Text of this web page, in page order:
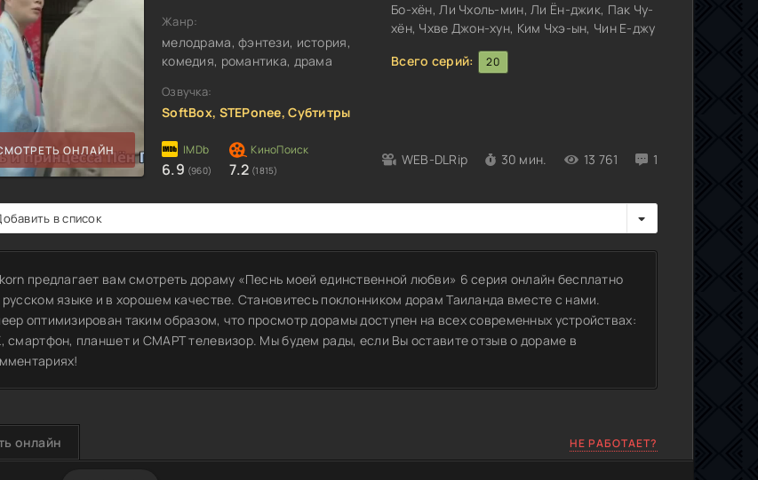
ОНЛАЙН
Жанр:
мелодрама, фэнтези, история,
комедия, романтика, драма
Озвучка:
SoftBox, STEPonee, Субтитры
6.9 (960) 7.2 (1815)
WEB-DLRip 30 мин. 13 761 1
Бо-хён, Ли Чхоль-мин, Ли Ён-джик, Пак Чу-
хён, Чхве Джон-хун, Ким Чхэ-ын, Чин Е-джу
Всего серий:
20
в список
предлагает вам смотреть дораму «Песнь моей единственной любви» 6 серия онлайн бесплатно
русском языке и в хорошем качестве. Становитесь поклонником дорам Таиланда вместе с нами.
оптимизирован таким образом, что просмотр дорамы доступен на всех современных устройствах:
смартфон, планшет и СМАРТ телевизор. Мы будем рады, если Вы оставите отзыв о дораме в
онлайн НЕ РАБОТАЕТ?